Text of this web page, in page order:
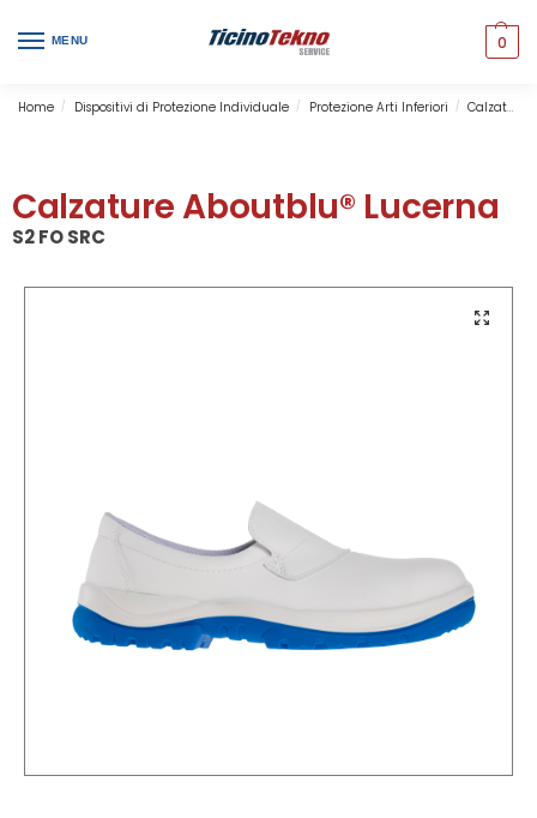
MENU 0
Home / Dispositivi di Protezione Individuale / Protezione Arti Inferiori / Calzature di Sicurezza
Calzature Aboutblu® Lucerna
S2 FO SRC